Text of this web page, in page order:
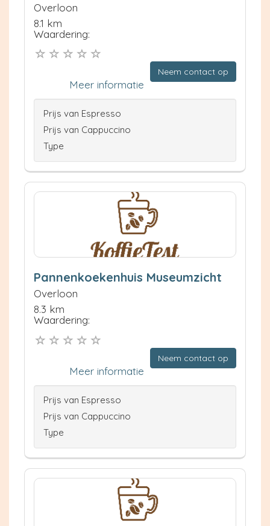
Overloon
8.1 km
Waardering:
Neem contact op
Meer informatie
Prijs van Espresso
Prijs van Cappuccino
Type
Pannenkoekenhuis Museumzicht
Overloon
8.3 km
Waardering:
Neem contact op
Meer informatie
Prijs van Espresso
Prijs van Cappuccino
Type